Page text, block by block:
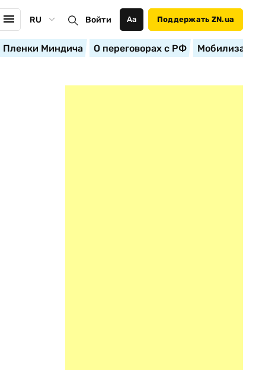
RU Войти Аа Поддержать ZN.ua
Пленки Миндича О переговорах с РФ